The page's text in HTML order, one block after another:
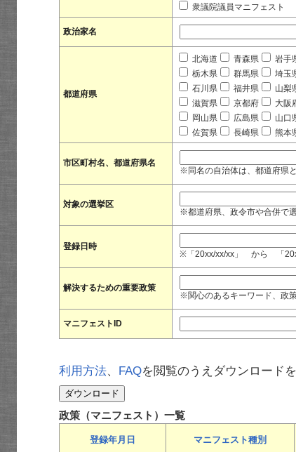
衆議院議員マニフェスト
政治家名
都道府県
北海道 青森県 岩手
栃木県
群馬県 埼玉
石川県
福井県 山梨
滋賀県
京都府 大阪
岡山県
広島県 山口
佐賀県
長崎県 熊本
市区町村名、都道府県名
※同名の自治体は、都道府県
対象の選挙区
※都道府県、政令市や合併で
登録日時
※「20xx/xx/xx」 から 「
解決するための重要政策
※関心のあるキーワード、政
マニフェストID
利用方法、 FAQを閲覧のうえダウンロード
政策（マニフェスト）一覧
登録年月日 マニフェスト種別